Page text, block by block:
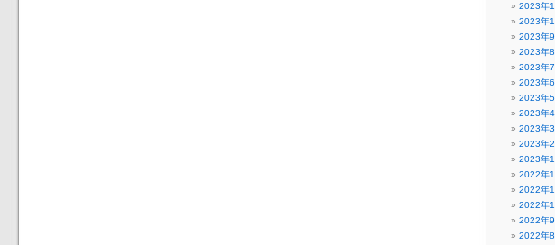
2023年
2023年
2023年9
2023年8
2023年7
2023年6
2023年5
2023年4
2023年3
2023年2
2023年1
2022年
2022年
2022年
2022年9
2022年8